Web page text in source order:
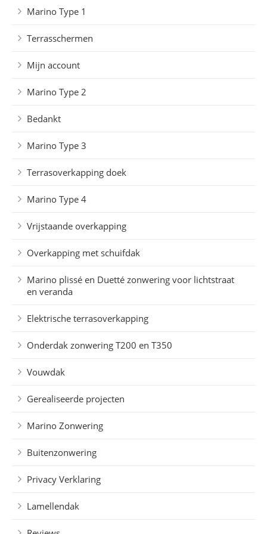
Marino Type 1
Terrasschermen
Mijn account
Marino Type 2
Bedankt
Marino Type 3
Terrasoverkapping doek
Marino Type 4
Vrijstaande overkapping
Overkapping met schuifdak
Marino plissé en Duetté zonwering voor lichtstraat
en veranda
Elektrische terrasoverkapping
Onderdak zonwering T200 en T350
Vouwdak
Gerealiseerde projecten
Marino Zonwering
Buitenzonwering
Privacy Verklaring
Lamellendak